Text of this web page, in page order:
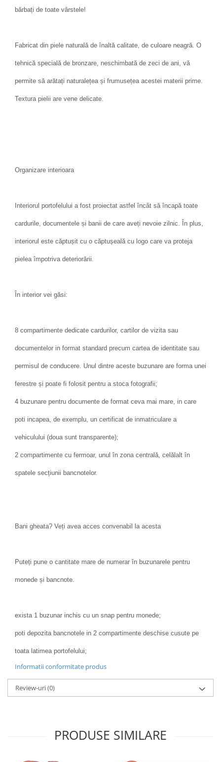
bărbați de toate vârstele!
Fabricat din piele naturală de înaltă calitate, de culoare neagră. O
tehnică specială de bronzare, neschimbată de zeci de ani, vă
permite să arătați naturalețea și frumusețea acestei materii prime.
Textura pielii are vene delicate.
Organizare interioara
Interiorul portofelului a fost proiectat astfel încât să încapă toate
cardurile, documentele și banii de care aveți nevoie zilnic. În plus,
interiorul este căptușit cu o căptușeală cu logo care va proteja
pielea împotriva deteriorării.
În interior vei găsi:
8 compartimente dedicate cardurilor, cartilor de vizita sau
documentelor in format standard precum cartea de identitate sau
permisul de conducere. Unul dintre aceste buzunare are forma unei
ferestre și poate fi folosit pentru a stoca fotografii;
4 buzunare pentru documente de format ceva mai mare, in care
poti incapea, de exemplu, un certificat de inmatriculare a
vehiculului (doua sunt transparente);
2 compartimente cu fermoar, unul în zona centrală, celălalt în
spatele secțiunii bancnotelor.
Bani gheata? Veți avea acces convenabil la acesta
Puteți pune o cantitate mare de numerar în buzunarele pentru
monede și bancnote.
exista 1 buzunar inchis cu un snap pentru monede;
poti depozita bancnotele in 2 compartimente deschise cusute pe
toata latimea portofelului;
Informatii conformitate produs
Review-uri(0)
PRODUSE SIMILARE